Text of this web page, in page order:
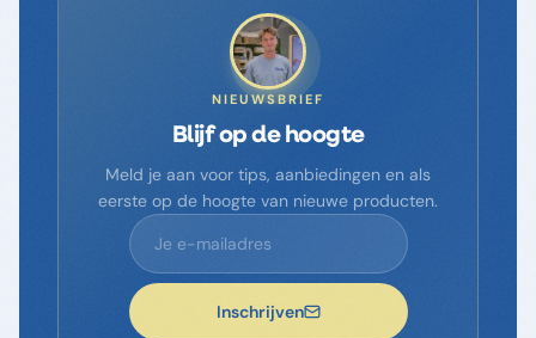
NIEUWSBRIEF
Blijf op de hoogte
Meld je aan voor tips, aanbiedingen en als
eerste op de hoogte van nieuwe producten.
Inschrijven